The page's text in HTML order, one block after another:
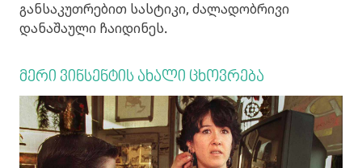
განსაკუთრებით სასტიკი, ძალადობრივი
დანაშაული ჩაიდინეს.
მერი ვინსენტის ახალი ცხოვრება